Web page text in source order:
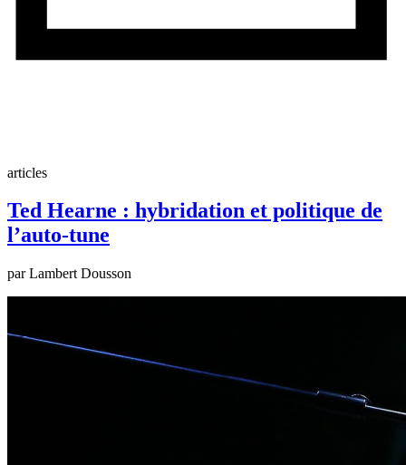
articles
Ted Hearne : hybridation et politique de
l’auto-tune
par Lambert Dousson